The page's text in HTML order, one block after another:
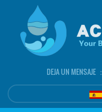
DEJA UN MENSAJE ：